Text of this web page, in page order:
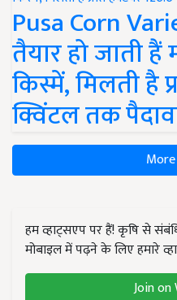
Pusa Corn
तैयार हो जाती
किस्में, मिलती है
क्विंटल तक
हम व्हाट्सएप पर हैं! कृषि से
मोबाइल में पढ़ने के लिए हमारे
Join on